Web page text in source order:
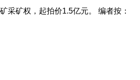
采矿权，起拍价1.5亿元。 编者按：